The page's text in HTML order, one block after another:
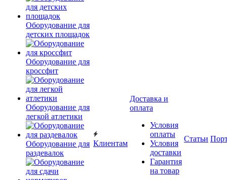
Оборудование для
детских площадок
Оборудование для
кроссфит
Оборудование для
легкой атлетики
Оборудование для
раздевалок
Клиентам
Доставка и
оплата
Условия
оплаты
Условия
доставки
Гарантия
на товар
Статьи